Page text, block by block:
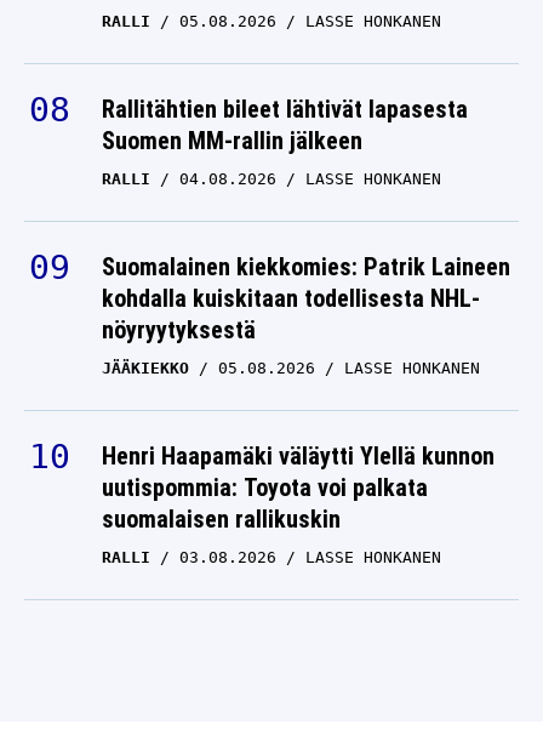
RALLI 05.08.2026 LASSE HONKANEN
Rallitähtien bileet lähtivät lapasesta
Suomen MM-rallin jälkeen
RALLI 04.08.2026 LASSE HONKANEN
Suomalainen kiekkomies: Patrik Laineen
kohdalla kuiskitaan todellisesta NHL-
nöyryytyksestä
JÄÄKIEKKO 05.08.2026 LASSE HONKANEN
Henri Haapamäki väläytti Ylellä kunnon
uutispommia: Toyota voi palkata
suomalaisen rallikuskin
RALLI 03.08.2026 LASSE HONKANEN